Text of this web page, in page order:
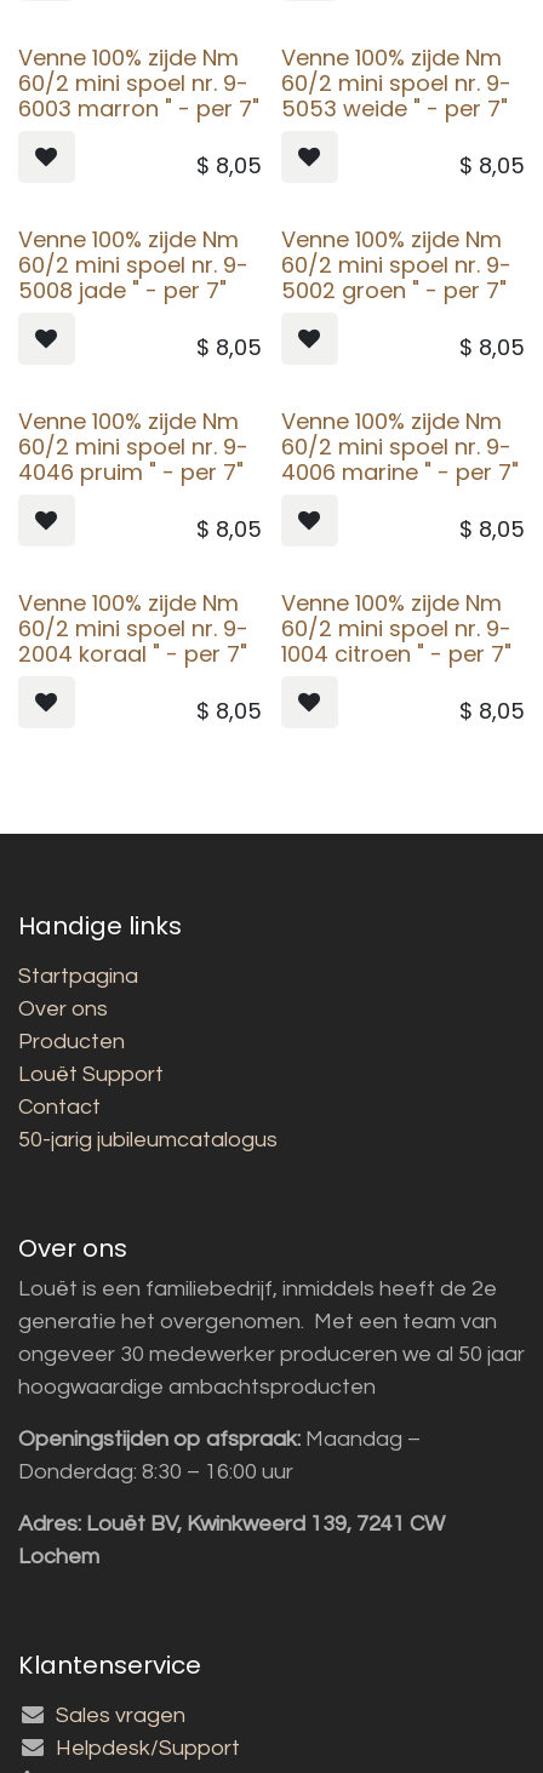
Venne 100% zijde Nm
60/2 mini spoel nr. 9-
6003 marron " - per 7"
$ 8,05
Venne 100% zijde Nm
60/2 mini spoel nr. 9-
5053 weide " - per 7"
$ 8,05
Venne 100% zijde Nm
60/2 mini spoel nr. 9-
5008 jade " - per 7"
$ 8,05
Venne 100% zijde Nm
60/2 mini spoel nr. 9-
5002 groen " - per 7"
$ 8,05
Venne 100% zijde Nm
60/2 mini spoel nr. 9-
4046 pruim " - per 7"
$ 8,05
Venne 100% zijde Nm
60/2 mini spoel nr. 9-
4006 marine " - per 7"
$ 8,05
Venne 100% zijde Nm
60/2 mini spoel nr. 9-
2004 koraal " - per 7"
$ 8,05
Venne 100% zijde Nm
60/2 mini spoel nr. 9-
1004 citroen " - per 7"
$ 8,05
Handige links
Startpagina
Over ons
Producten
Louët Support
Contact
50-jarig jubileumcatalogus
Over ons
Louët is een familiebedrijf, inmiddels heeft de 2e
generatie het overgenomen. Met een team van
ongeveer 30 medewerker produceren we al 50 jaar
hoogwaardige ambachtsproducten
Openingstijden op afspraak: Maandag –
Donderdag: 8:30 – 16:00 uur
Adres: Louët BV, Kwinkweerd 139, 7241 CW
Lochem
Klantenservice
Sales vragen
Helpdesk/Support